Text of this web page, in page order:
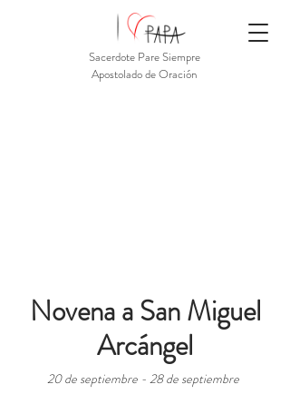
Sacerdote Pare Siempre
Apostolado de Oración
Novena a San Miguel
Arcángel
20 de septiembre - 28 de septiembre